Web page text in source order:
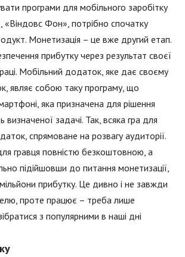
програми для мобільного заробітку
«Віндовс Фон», потрібно спочатку
Монетизація – це вже другий етап.
прибутку через результат своєї
Мобільний додаток, яке дає своєму
являє собою таку програму, що
яка призначена для рішення
визначеної задачі. Так, всяка гра для
спрямоване на розвагу аудиторії.
гравця повністю безкоштовною, а
підійшовши до питання монетизації,
прибутку. Це дивно і не завжди
проте працює – треба лише
з популярними в наші дні